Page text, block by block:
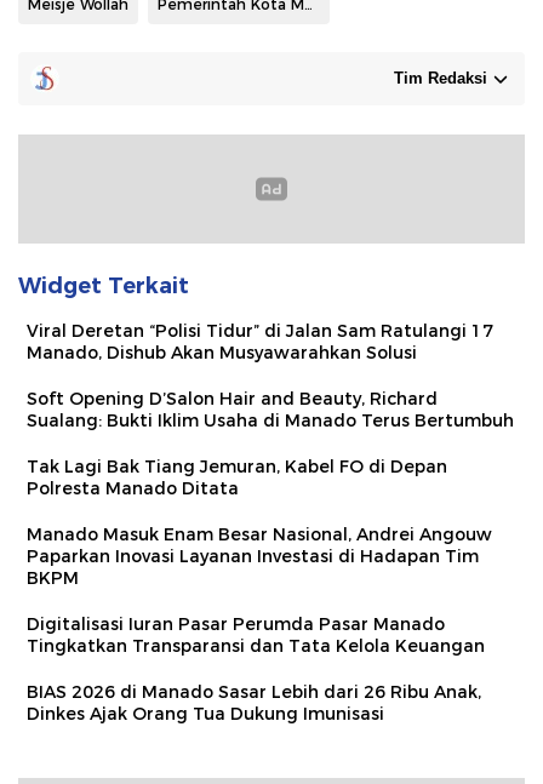
Meisje Wollah Pemerintah Kota Manado
Tim Redaksi
Widget Terkait
Viral Deretan “Polisi Tidur” di Jalan Sam Ratulangi 17
Manado, Dishub Akan Musyawarahkan Solusi
Soft Opening D’Salon Hair and Beauty, Richard
Sualang: Bukti Iklim Usaha di Manado Terus Bertumbuh
Tak Lagi Bak Tiang Jemuran, Kabel FO di Depan
Polresta Manado Ditata
Manado Masuk Enam Besar Nasional, Andrei Angouw
Paparkan Inovasi Layanan Investasi di Hadapan Tim
BKPM
Digitalisasi Iuran Pasar Perumda Pasar Manado
Tingkatkan Transparansi dan Tata Kelola Keuangan
BIAS 2026 di Manado Sasar Lebih dari 26 Ribu Anak,
Dinkes Ajak Orang Tua Dukung Imunisasi